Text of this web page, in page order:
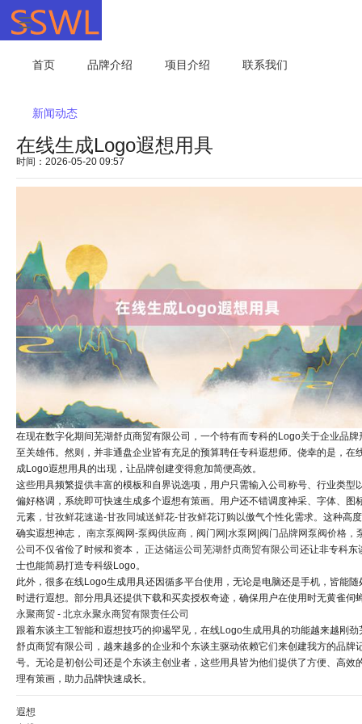
首页 品牌介绍 项目介绍 联系我们
新闻动态
在线生成Logo遐想用具
时间：2026-05-20 09:57
在现在数字化期间芜湖舒贞商贸有限公司，一个特有而专科的Logo关于企业品牌
至关雄伟。然则，并非通盘企业皆有充足的预算聘任专科遐想师。侥幸的是，在
成Logo遐想用具的出现，让品牌创建变得愈加简便高效。
这些用具频繁提供丰富的模板和自界说选项，用户只需输入公司称号、行业类型
偏好格调，系统即可快速生成多个遐想有策画。用户还不错调度神采、字体、图
元素， 甘孜鲜花速递-甘孜同城送鲜花-甘孜鲜花订购以傲气个性化需求。这种高
确实遐想神志， 南京泵阀网-泵阀供应商，阀门网|水泵网|阀门品牌网泵阀价格，
公司不仅省俭了时候和资本， 正达储运公司芜湖舒贞商贸有限公司还让非专科东
士也能简易打造专科级Logo。
此外，很多在线Logo生成用具还因循多平台使用，无论是电脑还是手机，皆能随
时进行遐想。部分用具还提供下载和买卖授权奇迹，确保用户在使用时无黄雀伺
永聚商贸 - 北京永聚永商贸有限责任公司
跟着东谈主工智能和遐想技巧的抑遏罕见，在线Logo生成用具的功能越来越刚劲
舒贞商贸有限公司，越来越多的企业和个东谈主驱动依赖它们来创建我方的品牌
号。无论是初创公司还是个东谈主创业者，这些用具皆为他们提供了方便、高效
理有策画，助力品牌快速成长。
遐想